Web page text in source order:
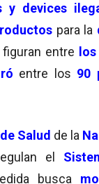
y devices
para la
figuran entre
entre los 90
Salud de la
el
busca